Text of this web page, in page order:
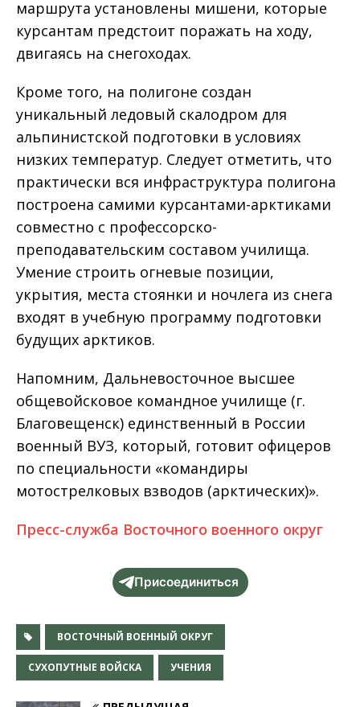
маршрута установлены мишени, которые
курсантам предстоит поражать на ходу,
двигаясь на снегоходах.
Кроме того, на полигоне создан
уникальный ледовый скалодром для
альпинистской подготовки в условиях
низких температур. Следует отметить, что
практически вся инфраструктура полигона
построена самими курсантами-арктиками
совместно с профессорско-
преподавательским составом училища.
Умение строить огневые позиции,
укрытия, места стоянки и ночлега из снега
входят в учебную программу подготовки
будущих арктиков.
Напомним, Дальневосточное высшее
общевойсковое командное училище (г.
Благовещенск) единственный в России
военный ВУЗ, который, готовит офицеров
по специальности «командиры
мотострелковых взводов (арктических)».
Пресс-служба Восточного военного округ
Присоединиться
ВОСТОЧНЫЙ ВОЕННЫЙ ОКРУГ
СУХОПУТНЫЕ ВОЙСКА УЧЕНИЯ